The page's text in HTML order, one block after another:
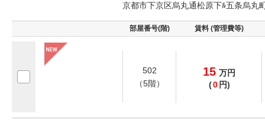
京都市下京区烏丸通松原下ﾙ五条烏丸
部屋番号(階) 賃料 (管理費等)
502
（5階）
15 万円
(0 円)